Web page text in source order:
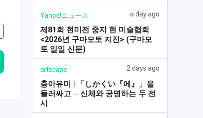
Yahoo!ニュース a day ago
제81회 현미전 중지 현 미술협회
<2026년 구마모토 지진> (구마모
토 일일 신문)
artscape 2 days ago
충아유미 | 「しかくい『에』」을
둘러싸고 ─ 신체와 공명하는 두 전
시